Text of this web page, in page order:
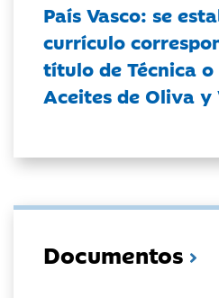
País Vasco: se
currículo
título de Técnica o
Aceites de Oliva y
Documentos